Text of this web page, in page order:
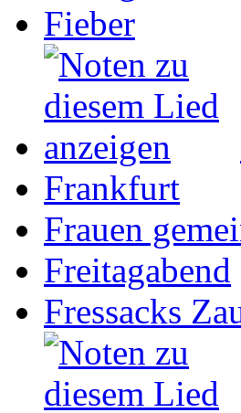
Fieber
Frankfurt
Frauen
Freitagabend
Fressacks